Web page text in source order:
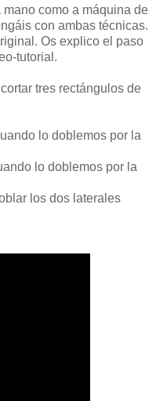
mano como a máquina de
con ambas técnicas.
Os explico el paso
tutorial.
tres rectángulos de
lo doblemos por la
lo doblemos por la
los dos laterales